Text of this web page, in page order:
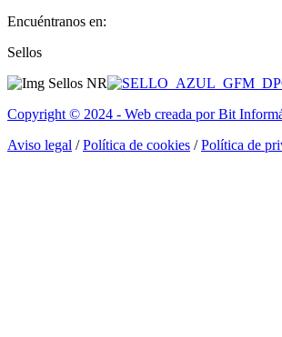
Encuéntranos en:
Facebook
opens
new
Linkedin
opens
new
Instagram
opens
new
Sellos
Copyright © 2024 - Web creada por Bit
Aviso legal /Política de cookies /Política de